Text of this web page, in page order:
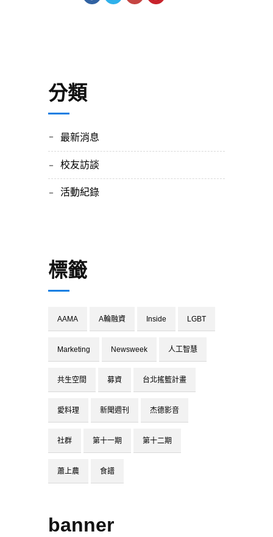
分類
最新消息
校友訪談
活動紀錄
標籤
AAMA A輪融資 Inside LGBT
Marketing Newsweek 人工智慧
共生空間 募資 台北搖籃計畫
愛料理 新聞週刊 杰德影音
社群 第十一期 第十二期
蕭上農 食譜
banner